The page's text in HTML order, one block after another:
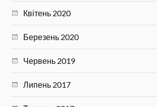
Квітень 2020
Березень 2020
Червень 2019
Липень 2017